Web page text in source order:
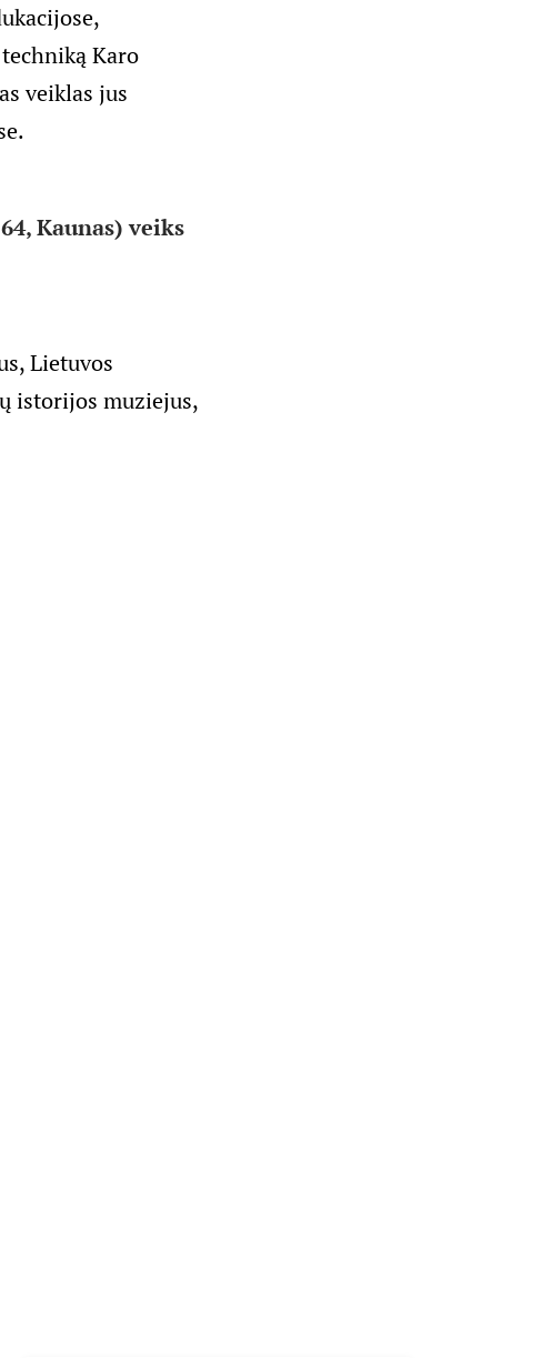
Karo
veiklas jus
Kaunas) veiks
Lietuvos
istorijos muziejus,